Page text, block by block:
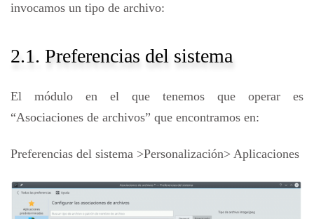
invocamos un tipo de archivo:
2.1. Preferencias del sistema
El módulo en el que tenemos que operar es
“Asociaciones de archivos” que encontramos en:
Preferencias del sistema >Personalización> Aplicaciones